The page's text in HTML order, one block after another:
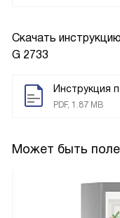
Скачать
G 2733
Инструкция
PDF, 1.87 MB
Может быть